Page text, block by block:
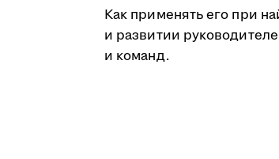
Как применять его при
и развитии
и команд.